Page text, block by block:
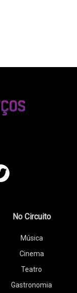
No Circuito
Música
Cinema
Teatro
Gastronomia